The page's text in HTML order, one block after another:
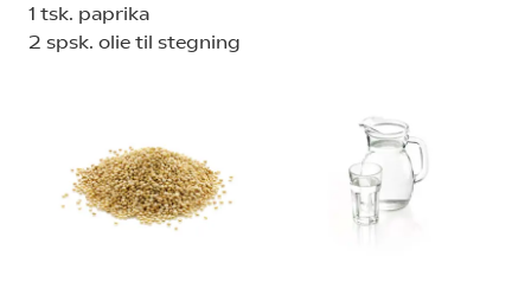
1 tsk. paprika
2 spsk. olie til stegning